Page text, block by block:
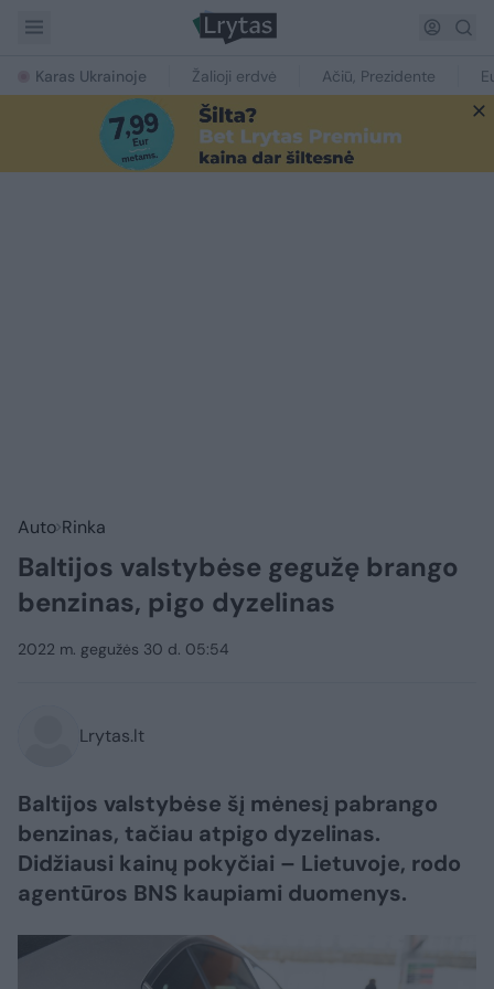
Karas Ukrainoje Žalioji erdvė Ačiū, Prezidente
Auto Rinka
Baltijos valstybėse gegužę brango
benzinas, pigo dyzelinas
2022 m. gegužės 30 d. 05:54
Lrytas.lt
Baltijos valstybėse šį mėnesį pabrango
benzinas, tačiau atpigo dyzelinas.
Didžiausi kainų pokyčiai – Lietuvoje, rodo
agentūros BNS kaupiami duomenys.